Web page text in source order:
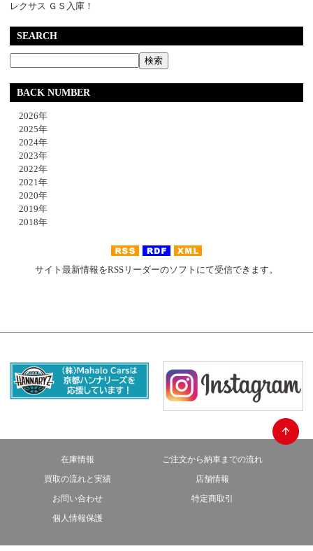
レクサス ＧＳ入庫！
SEARCH
BACK NUMBER
2026年
2025年
2024年
2023年
2022年
2021年
2020年
2019年
2018年
サイト最新情報をRSSリーダーのソフトにて受信できます。
在庫情報
ご注文から納車までの流れ
買取の流れと実績
店舗情報
お問い合わせ
特定商取引
個人情報保護